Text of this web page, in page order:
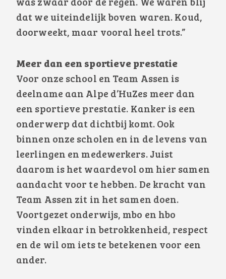
was zwaar door de regen. We waren blij
dat we uiteindelijk boven waren. Koud,
doorweekt, maar vooral heel trots.”
Meer dan een sportieve prestatie
Voor onze school en Team Assen is
deelname aan Alpe d’HuZes meer dan
een sportieve prestatie. Kanker is een
onderwerp dat dichtbij komt. Ook
binnen onze scholen en in de levens van
leerlingen en medewerkers. Juist
daarom is het waardevol om hier samen
aandacht voor te hebben. De kracht van
Team Assen zit in het samen doen.
Voortgezet onderwijs, mbo en hbo
vinden elkaar in betrokkenheid, respect
en de wil om iets te betekenen voor een
ander.